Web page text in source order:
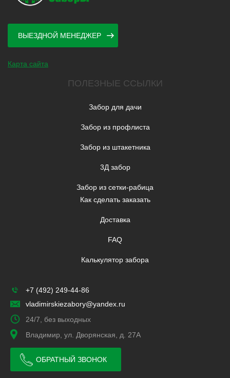
ВЫЕЗДНОЙ МЕНЕДЖЕР
Карта сайта
ПОЛЕЗНЫЕ ССЫЛКИ
Забор для дачи
Забор из профлиста
Забор из штакетника
3Д забор
Забор из сетки-рабица
Как сделать заказать
Доставка
FAQ
Калькулятор забора
+7 (492) 249-44-86
vladimirskiezabory@yandex.ru
24/7, без выходных
Владимир, ул. Дворянская, д. 27А
ОБРАТНЫЙ ЗВОНОК